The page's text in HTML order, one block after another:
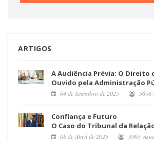
ARTIGOS
A Audiência Prévia: O Direito
Ouvido pela Administração
04 de Setembro de 2025 5698
Confiança e Futuro
O Caso do Tribunal da
08 de Abril de 2025 3961